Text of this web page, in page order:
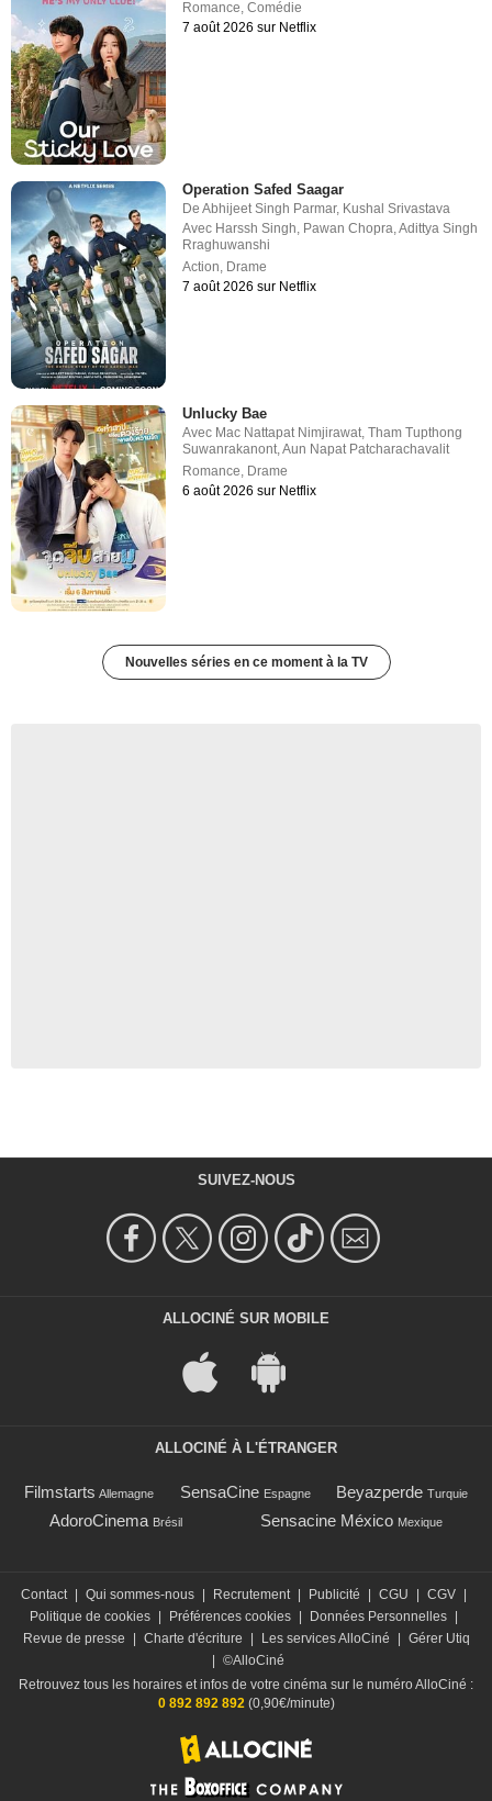
Romance,Comédie
7 août 2026 sur Netflix
Operation Safed Saagar
DeAbhijeet Singh Parmar, Kushal Srivastava
Avec Harssh Singh, Pawan Chopra,Adittya Singh
Rraghuwanshi
Action, Drame
7 août 2026 sur Netflix
Unlucky Bae
Avec Mac Nattapat Nimjirawat ,Tham Tupthong
Suwanrakanont ,Aun Napat Patcharachavalit
Romance Drame
6 août 2026 sur Netflix
Nouvelles séries en ce moment à la TV
SUIVEZ-NOUS
ALLOCINÉ SUR MOBILE
ALLOCINÉ À L'ÉTRANGER
Filmstarts Allemagne SensaCine Espagne Beyazperde Turquie
AdoroCinema Brésil Sensacine México Mexique
Contact Qui sommes-nous Recrutement Publicité CGU CGV
Politique de cookies
Préférences cookies Données Personnelles
Revue de presse
Charte d'écriture Les services AlloCiné
Gérer Utiq
©AlloCiné
Retrouvez tous les horaires et infos de votre cinéma sur le numéro AlloCiné :
0 892 892 892(0,90€/minute)